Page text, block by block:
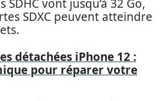
vont jusqu’à 32 Go,
SDXC peuvent atteindre
détachées iPhone 12 :
pour réparer votre